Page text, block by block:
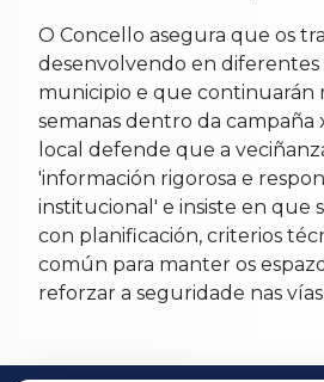
O Concello asegura que os
desenvolvendo en
municipio e que continuarán
semanas dentro da campaña
local defende que a
'información rigorosa e
institucional' e insiste en que
con planificación, criterios
común para manter os
reforzar a seguridade nas